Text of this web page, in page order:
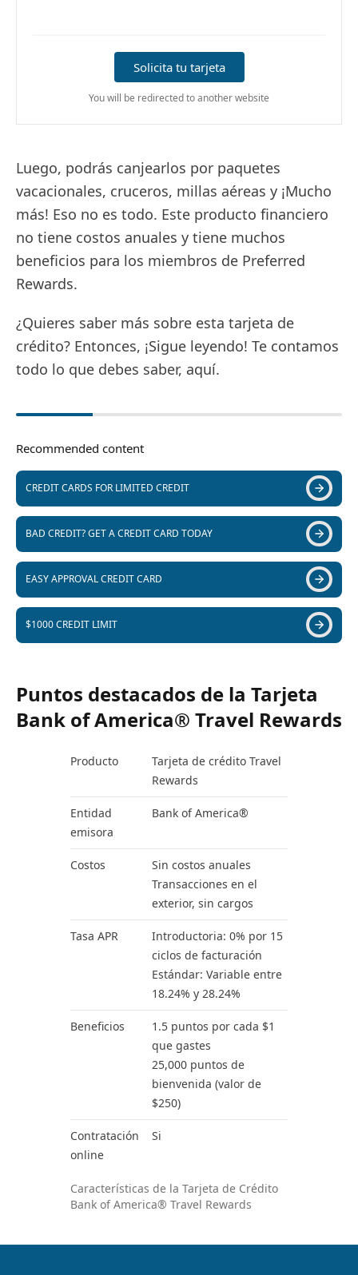
Solicita tu tarjeta
You will be redirected to another website
Luego, podrás canjearlos por paquetes
vacacionales, cruceros, millas aéreas y ¡Mucho
más! Eso no es todo. Este producto financiero
no tiene costos anuales y tiene muchos
beneficios para los miembros de Preferred
Rewards.
¿Quieres saber más sobre esta tarjeta de
crédito? Entonces, ¡Sigue leyendo! Te contamos
todo lo que debes saber, aquí.
Recommended content
CREDIT CARDS FOR LIMITED CREDIT
BAD CREDIT? GET A CREDIT CARD TODAY
EASY APPROVAL CREDIT CARD
$1000 CREDIT LIMIT
Puntos destacados de la Tarjeta
Bank of America® Travel Rewards
Producto
Tarjeta de crédito Travel
Rewards
Entidad
emisora
Bank of America®
Costos
Sin costos anuales
Transacciones en el
exterior, sin cargos
Tasa APR
Introductoria: 0% por 15
ciclos de facturación
Estándar: Variable entre
18.24% y 28.24%
Beneficios
1.5 puntos por cada $1
que gastes
25,000 puntos de
bienvenida (valor de
$250)
Contratación
online
Si
Características de la Tarjeta de Crédito
Bank of America® Travel Rewards